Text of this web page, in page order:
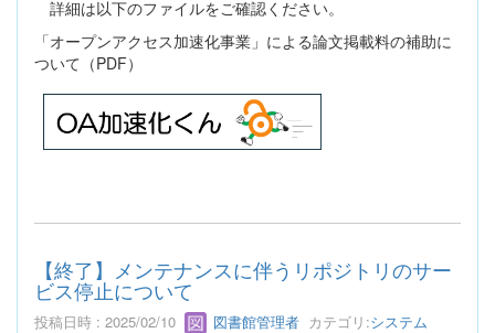
詳細は以下のファイルをご確認ください。
「オープンアクセス加速化事業」による論文掲載料の補助に
ついて（PDF）
【終了】メンテナンスに伴うリポジトリのサー
ビス停止について
投稿日時 : 2025/02/10 図書館管理者 カテゴリ:システム